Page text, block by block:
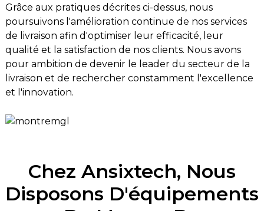
Grâce aux pratiques décrites ci-dessus, nous
poursuivons l'amélioration continue de nos services
de livraison afin d'optimiser leur efficacité, leur
qualité et la satisfaction de nos clients. Nous avons
pour ambition de devenir le leader du secteur de la
livraison et de rechercher constamment l'excellence
et l'innovation.
Chez Ansixtech, Nous
Disposons D'équipements